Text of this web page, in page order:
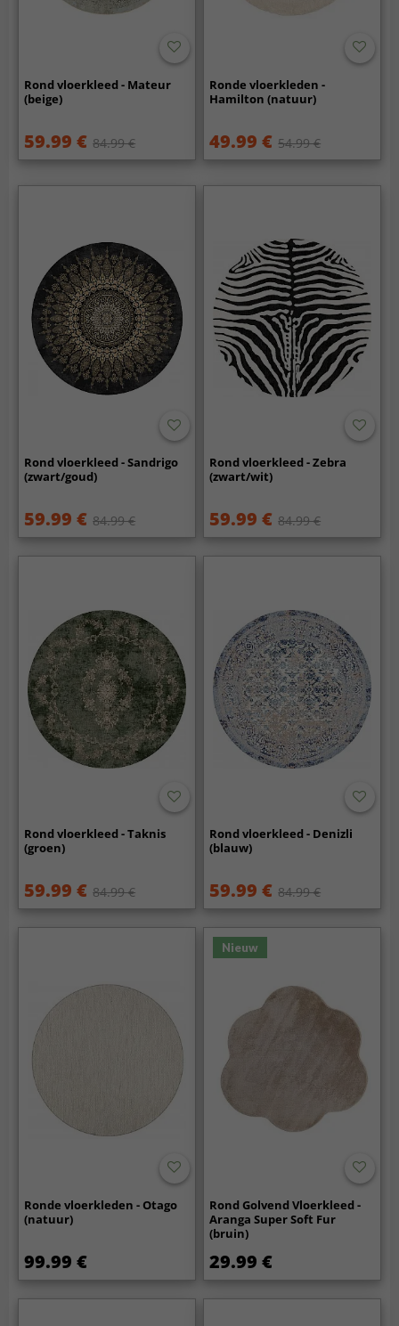
Rond vloerkleed - Mateur
(beige)
59.99 € 84.99 €
Ronde vloerkleden -
Hamilton (natuur)
49.99 € 54.99 €
Rond vloerkleed - Sandrigo
(zwart/goud)
59.99 € 84.99 €
Rond vloerkleed - Zebra
(zwart/wit)
59.99 € 84.99 €
Rond vloerkleed - Taknis
(groen)
59.99 € 84.99 €
Rond vloerkleed - Denizli
(blauw)
59.99 € 84.99 €
Ronde vloerkleden - Otago
(natuur)
99.99 €
Nieuw
Rond Golvend Vloerkleed -
Aranga Super Soft Fur
(bruin)
29.99 €